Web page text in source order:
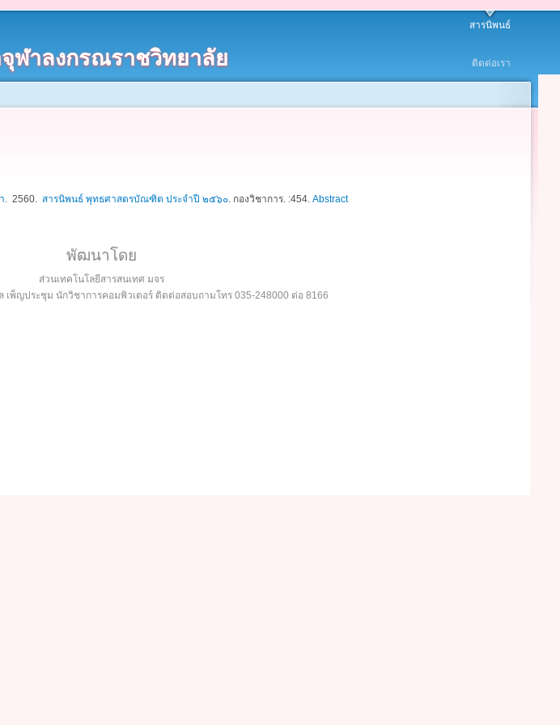
ฬาลงกรณราชวิทยาลัย
สารนิพนธ์
ติดต่อเรา
. 2560. สารนิพนธ์ พุทธศาสตรบัณฑิต ประจำปี ๒๕๖๐. กองวิชาการ. :454. Abstract
พัฒนาโดย
ส่วนเทคโนโลยีสารสนเทศ มจร
พ็ญประชุม นักวิชาการคอมพิวเตอร์ ติดต่อสอบถามโทร 035-248000 ต่อ 8166